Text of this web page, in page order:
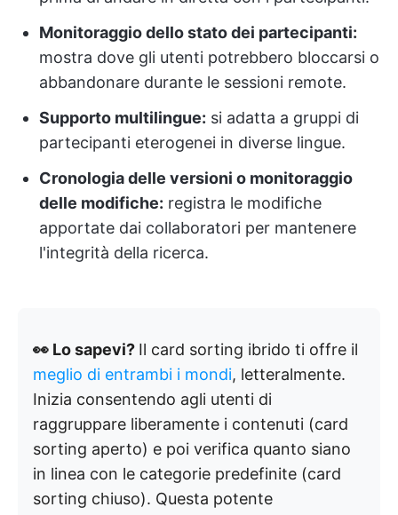
Monitoraggio dello stato dei partecipanti:
mostra dove gli utenti potrebbero bloccarsi o
abbandonare durante le sessioni remote.
Supporto multilingue: si adatta a gruppi di
partecipanti eterogenei in diverse lingue.
Cronologia delle versioni o monitoraggio
delle modifiche: registra le modifiche
apportate dai collaboratori per mantenere
l'integrità della ricerca.
👀 Lo sapevi? Il card sorting ibrido ti offre il
meglio di entrambi i mondi, letteralmente.
Inizia consentendo agli utenti di
raggruppare liberamente i contenuti (card
sorting aperto) e poi verifica quanto siano
in linea con le categorie predefinite (card
sorting chiuso). Questa potente